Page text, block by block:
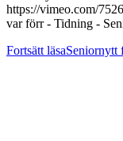
https://vimeo.com/
var förr - Tidning -
Fortsätt läsaSeniornytt